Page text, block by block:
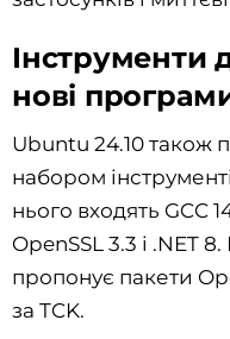
Інструменти
нові
Ubuntu 24.10 також
набором
нього входять GCC
OpenSSL 3.3 і .NET
пропонує пакети
за TCK.